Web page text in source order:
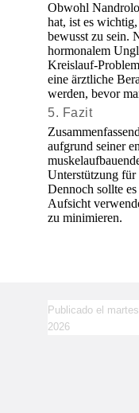
Obwohl
hat, ist es
bewusst zu sein.
hormonalem
Kreislauf-
eine ärztliche
werden, bevor
5. Fazit
aufgrund seiner
Unterstützung für
Dennoch sollte
Aufsicht
zu minimieren.
Publicado el
2026